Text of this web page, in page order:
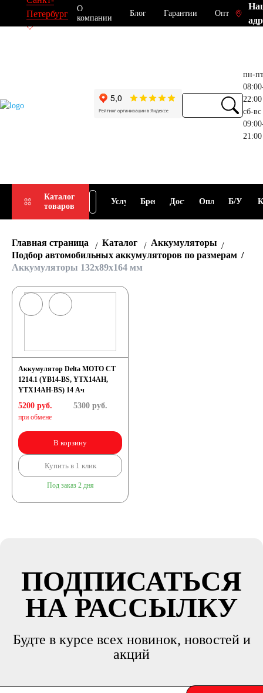
Петербург
О
компании
Блог Гарантии Опт
пн-пт
22:00
сб-вс
21:00
Каталог
товаров
Подбор
АКБ
Услуги Бренды ДоставкаОплата Б/У
Главная страница Каталог
Аккумуляторы
Подбор автомобильных аккумуляторов по размерам
Аккумуляторы 132x89x164 мм
Аккумулятор Delta MOTO CT
1214.1 (YB14-BS, YTX14AH,
YTX14AH-BS) 14 Ач
5200 руб.
при обмене
5300руб.
В корзину
Купить в 1 клик
Под заказ 2 дня
ПОДПИСАТЬСЯ
НА РАССЫЛКУ
Будте в курсе всех новинок, новостей и
акций